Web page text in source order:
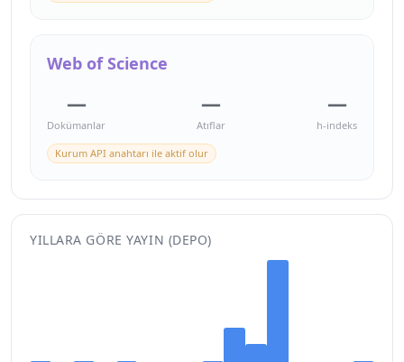
Web of Science
—
Dokümanlar
—
Atıflar
—
h-indeks
Kurum API anahtarı ile aktif olur
YILLARA GÖRE YAYIN (DEPO)